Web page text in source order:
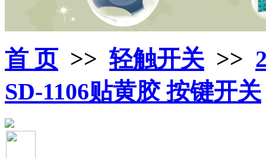
首 页>> 轻触开关 >>
SD-1106贴黄胶 按键开关